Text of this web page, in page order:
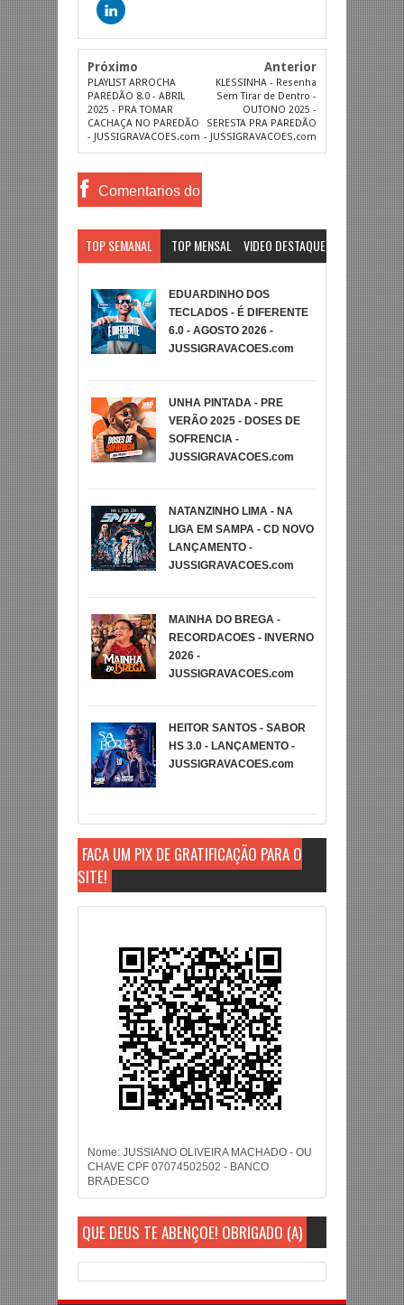
Próximo
PLAYLIST ARROCHA
PAREDÃO 8.0 - ABRIL
2025 - PRA TOMAR
CACHAÇA NO PAREDÃO
- JUSSIGRAVACOES.com
Anterior
KLESSINHA - Resenha
Sem Tirar de Dentro -
OUTONO 2025 -
SERESTA PRA PAREDÃO
- JUSSIGRAVACOES.com
Comentarios do
TOP SEMANAL TOP MENSAL VIDEO DESTAQUE
EDUARDINHO DOS
TECLADOS - É DIFERENTE
6.0 - AGOSTO 2026 -
JUSSIGRAVACOES.com
UNHA PINTADA - PRE
VERÃO 2025 - DOSES DE
SOFRENCIA -
JUSSIGRAVACOES.com
NATANZINHO LIMA - NA
LIGA EM SAMPA - CD NOVO
LANÇAMENTO -
JUSSIGRAVACOES.com
MAINHA DO BREGA -
RECORDACOES - INVERNO
2026 -
JUSSIGRAVACOES.com
HEITOR SANTOS - SABOR
HS 3.0 - LANÇAMENTO -
JUSSIGRAVACOES.com
FAÇA UM PIX DE GRATIFICAÇÃO PARA O
SITE!
Nome: JUSSIANO OLIVEIRA MACHADO - OU
CHAVE CPF 07074502502 - BANCO
BRADESCO
QUE DEUS TE ABENÇOE! OBRIGADO (A)